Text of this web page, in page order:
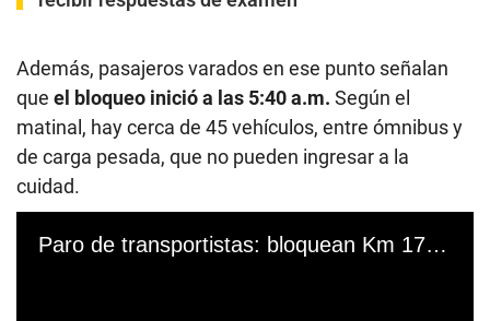
Además, pasajeros varados en ese punto señalan
que el bloqueo inició a las 5:40 a.m. Según el
matinal, hay cerca de 45 vehículos, entre ómnibus y
de carga pesada, que no pueden ingresar a la
cuidad.
Paro de transportistas: bloquean Km 170 y tramo de la carretera Cuidad de Dios en Cajamarca